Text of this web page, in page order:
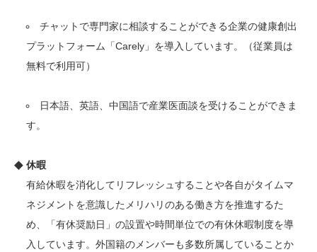
チャットで専門家に相談することができる企業の健康創出
プラットフォーム「Carely」を導入しています。（従業員は
無料で利用可）
日本語、英語、中国語で産業医面談を受けることができま
す。
休暇
有給休暇を消化してリフレッシュすることや各自がタイムマ
ネジメントを意識したメリハリのある働き方を推進するた
め、「有休奨励日」の設置や時間単位での有休休暇制度を導
入しています。外国籍のメンバーも多数所属していることか